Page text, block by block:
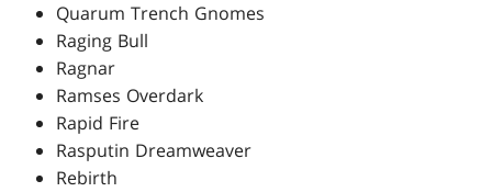
Quarum Trench Gnomes
Raging Bull
Ragnar
Ramses Overdark
Rapid Fire
Rasputin Dreamweaver
Rebirth